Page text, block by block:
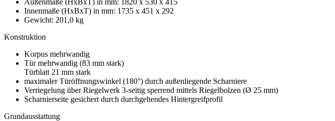
Innenmaße (HxBxT) in mm: 1735 x 451 x 292
Gewicht: 201,0 kg
Konstruktion
Korpus mehrwandig
Tür mehrwandig (83 mm stark)
Türblatt 21 mm stark
maximaler Türöffnungswinkel (180°) durch außenliegende Scharniere
Verriegelung über Riegelwerk 3-seitig sperrend mittels Riegelbolzen (Ø 25 mm)
Scharnierseite gesichert durch durchgehendes Hintergreifprofil
Grundausstattung